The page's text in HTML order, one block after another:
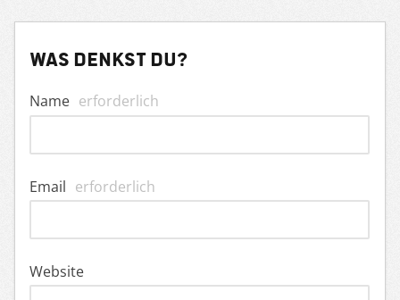
Was denkst du?
Name erforderlich
Email erforderlich
Website